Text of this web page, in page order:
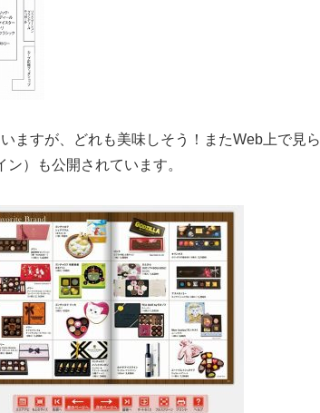
ますが、どれも美味しそう！またWeb上で見ら
ン）も公開されています。